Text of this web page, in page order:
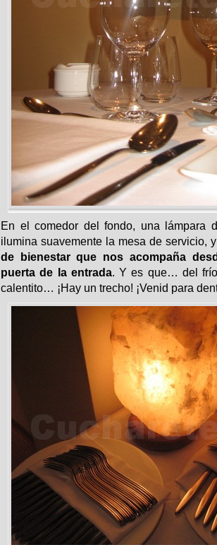
En el comedor del fondo, una lámpara
ilumina suavemente la mesa de servicio,
de bienestar que nos acompaña
puerta de la entrada. Y es que… del
calentito… ¡Hay un trecho! ¡Venid para